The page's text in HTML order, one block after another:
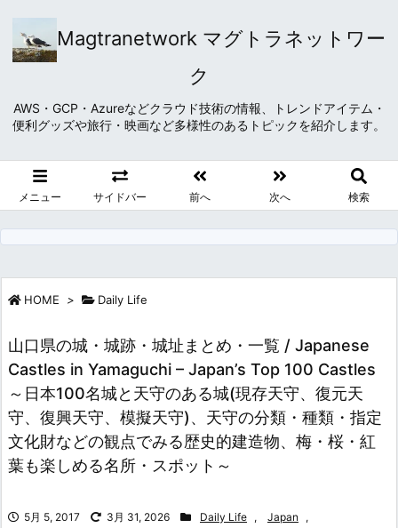
Magtranetwork マグトラネットワー
ク
AWS・GCP・Azureなどクラウド技術の情報、トレンドアイテム・
便利グッズや旅行・映画など多様性のあるトピックを紹介します。
メニュー サイドバー 前へ 次へ 検索
HOME > Daily Life
山口県の城・城跡・城址まとめ・一覧 / Japanese
Castles in Yamaguchi – Japan’s Top 100 Castles
～日本100名城と天守のある城(現存天守、復元天
守、復興天守、模擬天守)、天守の分類・種類・指定
文化財などの観点でみる歴史的建造物、梅・桜・紅
葉も楽しめる名所・スポット～
5月 5, 2017 3月 31, 2026 Daily Life , Japan ,